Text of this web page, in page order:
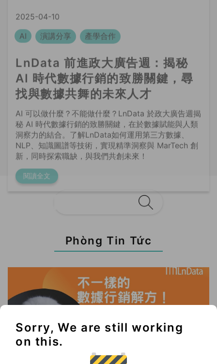
LnData 前進政大廣告週：揭秘
AI 時代數據行銷的致勝關鍵，尋
找與數據共舞的未來人才
AI 可以做什麼？不能做什麼？LnData 於政大廣告週揭
秘 AI 時代數據行銷的致勝關鍵，在於數據賦能與人類
洞察力的結合。了解LnData如何運用第三方數據、
NLP、知識圖譜等技術，實現精準洞察與 MarTech 創
新，同時探索職缺，與我們共創未來！
閱讀全文
Phòng Tin Tức
Sorry, We are still working
on this.